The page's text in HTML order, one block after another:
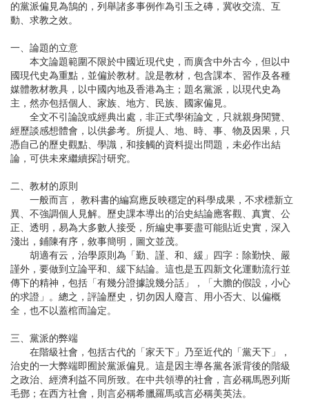
的黨派偏見為鵠的，列舉諸多事例作為引玉之磚，冀收交流、互
動、求教之效。
一、論題的立意
本文論題範圍不限於中國近現代史，而廣含中外古今，但以中
國現代史為重點，並偏於教材。說是教材，包含課本、習作及各種
媒體教材教具，以中國內地及香港為主；題名黨派，以現代史為
主，然亦包括個人、家族、地方、民族、國家偏見。
全文不引論說或經典出處，非正式學術論文，只就親身閱覽、
經歷談感想體會，以供參考。所提人、地、時、事、物及因果，只
憑自己的歷史觀點、學識，和接觸的資料提出問題，未必作出結
論，可供未來繼續探討研究。
二、教材的原則
一般而言， 教科書的編寫應反映穩定的科學成果，不求標新立
異、不強調個人見解。歷史課本導出的治史結論應客觀、真實、公
正、透明，易為大多數人接受，所編史事要盡可能貼近史實，深入
淺出，鋪陳有序，敘事簡明，圖文並茂。
胡適有云，治學原則為「勤、謹、和、緩」四字：除勤快、嚴
謹外，要做到立論平和、緩下結論。這也是五四新文化運動流行並
傳下的精神，包括「有幾分證據說幾分話」，「大膽的假設，小心
的求證」。總之，評論歷史，切勿因人廢言、用小否大、以偏概
全，也不以蓋棺而論定。
三、黨派的弊端
在階級社會，包括古代的「家天下」乃至近代的「黨天下」，
治史的一大弊端即囿於黨派偏見。這是因主導各黨各派背後的階級
之政治、經濟利益不同所致。在中共領導的社會，言必稱馬恩列斯
毛鄧；在西方社會，則言必稱希臘羅馬或言必稱美英法。